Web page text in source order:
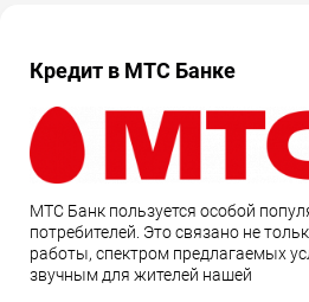
Кредит в МТС Банке
МТС Банк пользуется особой
потребителей. Это связано не
работы, спектром предлагаемых
звучным для жителей нашей